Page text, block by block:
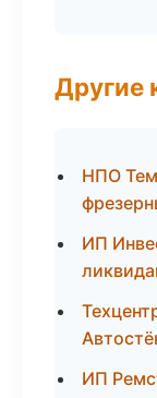
Другие
НПО
ИП
ИП